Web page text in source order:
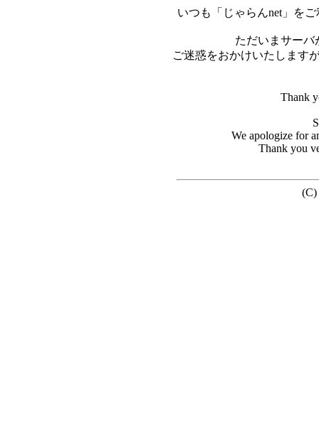
いつも「じゃらんnet」を
ただいまサーバ
ご迷惑をおかけいたします
Thank
We apologize for
Thank you
(C)